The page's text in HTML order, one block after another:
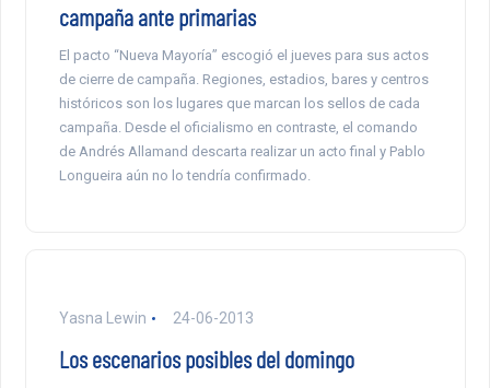
campaña ante primarias
El pacto “Nueva Mayoría” escogió el jueves para sus actos
de cierre de campaña. Regiones, estadios, bares y centros
históricos son los lugares que marcan los sellos de cada
campaña. Desde el oficialismo en contraste, el comando
de Andrés Allamand descarta realizar un acto final y Pablo
Longueira aún no lo tendría confirmado.
Yasna Lewin 24-06-2013
Los escenarios posibles del domingo